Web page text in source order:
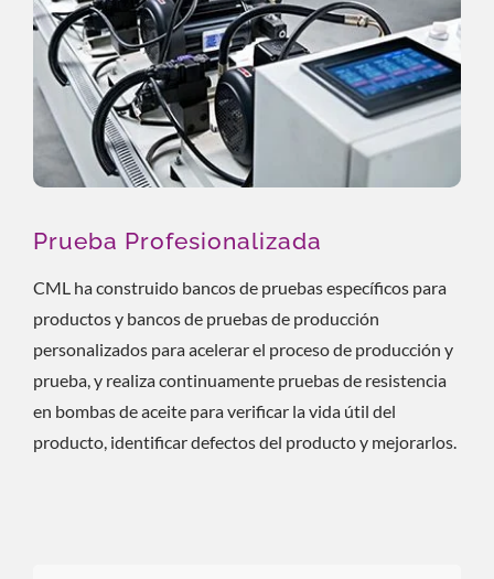
Prueba Profesionalizada
CML ha construido bancos de pruebas específicos para
productos y bancos de pruebas de producción
personalizados para acelerar el proceso de producción y
prueba, y realiza continuamente pruebas de resistencia
en bombas de aceite para verificar la vida útil del
producto, identificar defectos del producto y mejorarlos.